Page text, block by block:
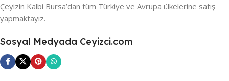
Çeyizin Kalbi Bursa’dan tüm Türkiye ve Avrupa ülkelerine satış
yapmaktayız.
Sosyal Medyada Ceyizci.com